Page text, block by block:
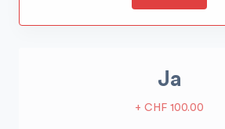
Ja
+ CHF 100.00